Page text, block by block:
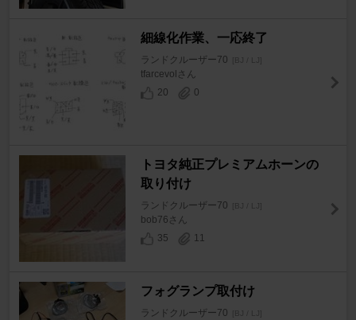
細線化作業、一応終了
ランドクルーザー70 [BJ / LJ]
tfarcevolさん
20
0
トヨタ純正プレミアムホーンの
取り付け
ランドクルーザー70 [BJ / LJ]
bob76さん
35
11
フォグランプ取付け
ランドクルーザー70 [BJ / LJ]